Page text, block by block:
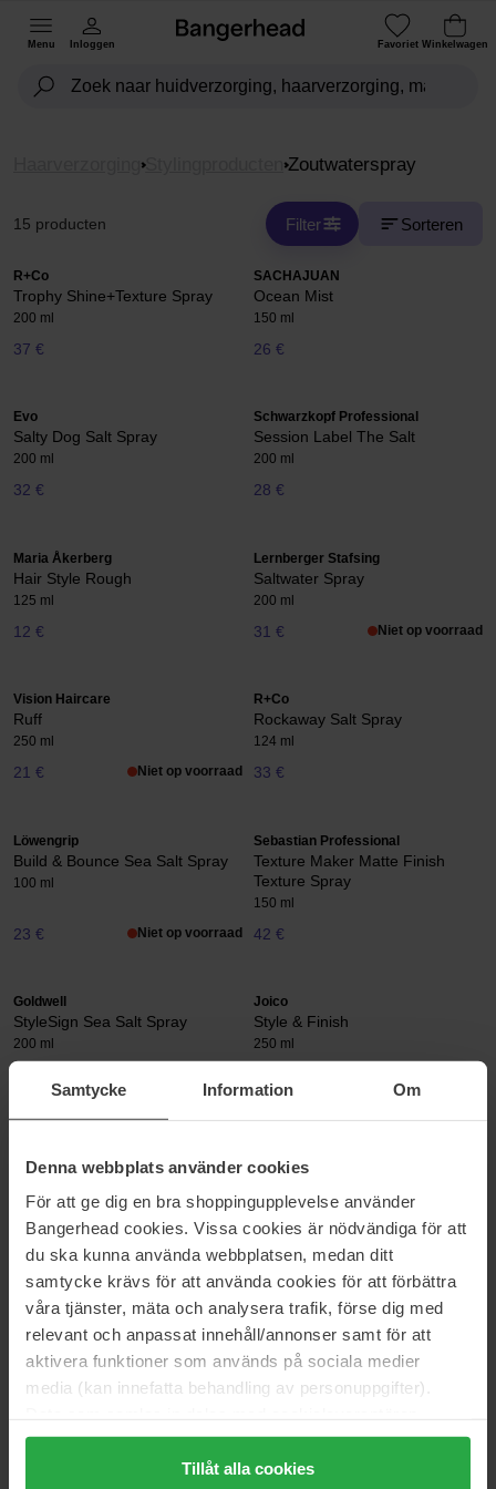
Samtycke Information Om
Denna webbplats använder cookies
För att ge dig en bra shoppingupplevelse använder
Bangerhead cookies. Vissa cookies är nödvändiga för att
du ska kunna använda webbplatsen, medan ditt
samtycke krävs för att använda cookies för att förbättra
våra tjänster, mäta och analysera trafik, förse dig med
relevant och anpassat innehåll/annonser samt för att
aktivera funktioner som används på sociala medier
media (kan innefatta behandling av personuppgifter).
Genom att trycka på "Tillåt alla cookies" accepterar du
alla cookies, medan du under "Detaljer" kan anpassa
Tillåt alla cookies
Menu Inloggen Favoriet Winkelwagen
Stylingproducten Zoutwaterspray
15 producten Filter Sorteren
R+Co
Trophy Shine+Texture Spray
200 ml
37 €
SACHAJUAN
Ocean Mist
150 ml
26 €
Evo
Salty Dog Salt Spray
200 ml
32 €
Schwarzkopf Professional
Session Label The Salt
200 ml
28 €
Maria Åkerberg
Hair Style Rough
125 ml
12 €
Lernberger Stafsing
Saltwater Spray
200 ml
31 € Niet op voorraad
Vision Haircare
Ruff
250 ml
21 € Niet op voorraad
R+Co
Rockaway Salt Spray
124 ml
33 €
Löwengrip
Build & Bounce Sea Salt Spray
100 ml
23 € Niet op voorraad
Sebastian Professional
Texture Maker Matte Finish
Texture Spray
150 ml
42 €
Goldwell
StyleSign Sea Salt Spray
200 ml
Joico
Style & Finish
250 ml
Hair Play Aloe Boost Texturizing Spray
5 €
Wella Professionals
EIMI
150 ml
27 €
ZOUTWATERSPRAY